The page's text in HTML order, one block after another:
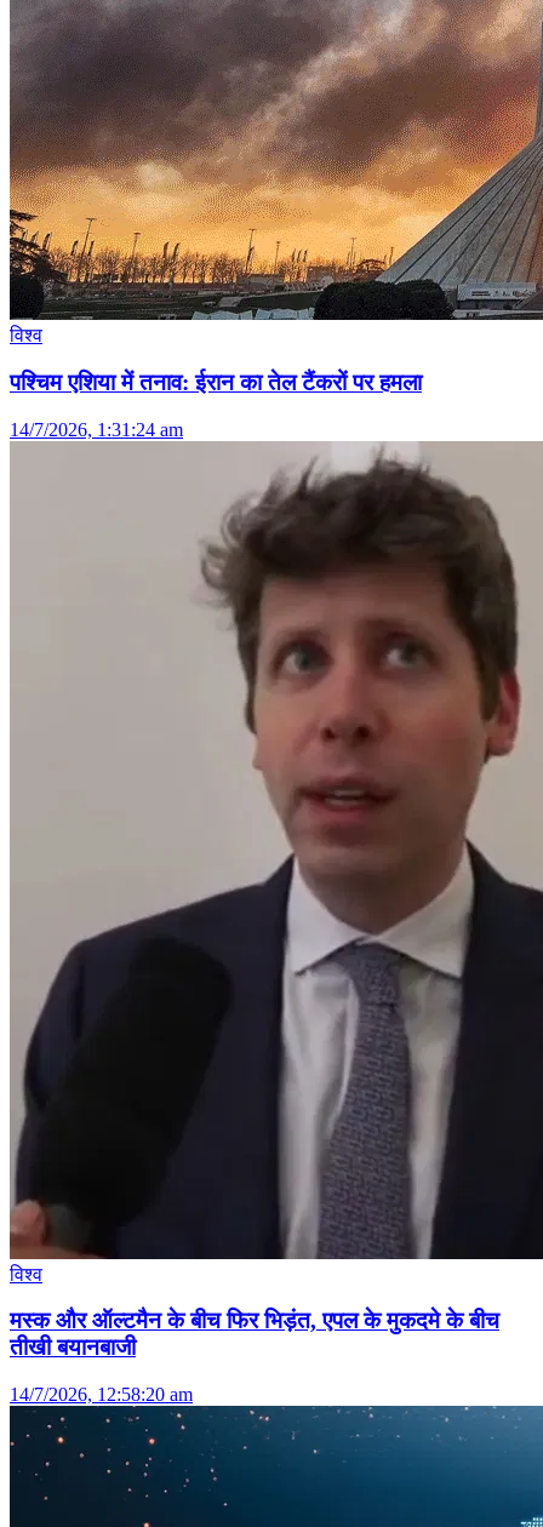
विश्व
पश्चिम एशिया में तनाव: ईरान का तेल टैंकरों पर हमला
14/7/2026, 1:31:24 am
विश्व
मस्क और ऑल्टमैन के बीच फिर भिड़ंत, एपल के मुकदमे के बीच
तीखी बयानबाजी
14/7/2026, 12:58:20 am